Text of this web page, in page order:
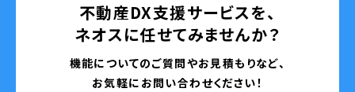
不動産DX支援サービスを、
ネオスに任せてみませんか？
機能についてのご質問やお見積もりなど、
お気軽にお問い合わせください！